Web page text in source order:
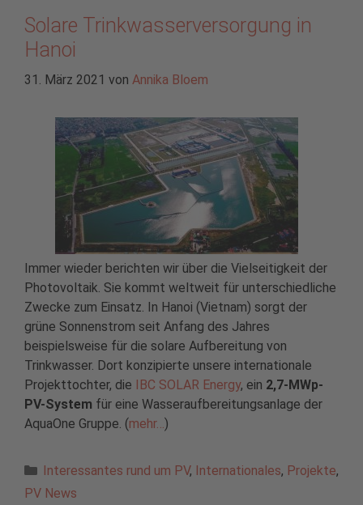
Solare Trinkwasserversorgung in
Hanoi
31. März 2021 von Annika Bloem
Immer wieder berichten wir über die Vielseitigkeit der
Photovoltaik. Sie kommt weltweit für unterschiedliche
Zwecke zum Einsatz. In Hanoi (Vietnam) sorgt der
grüne Sonnenstrom seit Anfang des Jahres
beispielsweise für die solare Aufbereitung von
Trinkwasser. Dort konzipierte unsere internationale
Projekttochter, die
IBC SOLAR Energy, ein 2,7-MWp-
PV-System für eine Wasseraufbereitungsanlage der
AquaOne Gruppe. (mehr…)
Kategorien
Interessantes rund um PV, Internationales, Projekte,
PV News